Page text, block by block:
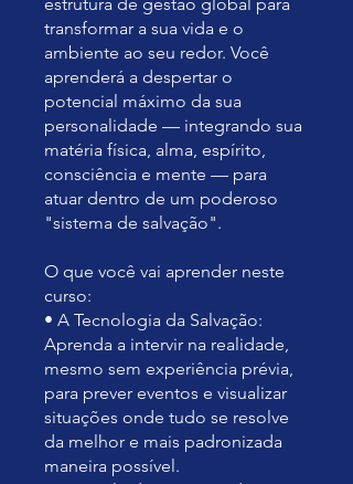
transformar a sua vida e o
ambiente ao seu redor. Você
aprenderá a despertar o
potencial máximo da sua
personalidade — integrando sua
matéria física, alma, espírito,
consciência e mente — para
atuar dentro de um poderoso
"sistema de salvação".
O que você vai aprender neste
curso:
• A Tecnologia da Salvação:
Aprenda a intervir na realidade,
mesmo sem experiência prévia,
para prever eventos e visualizar
situações onde tudo se resolve
da melhor e mais padronizada
maneira possível.